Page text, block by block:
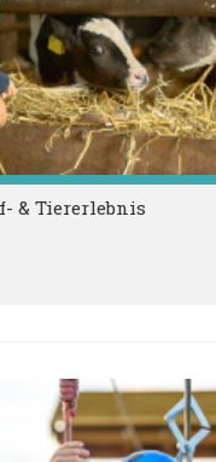
& Tiererlebnis